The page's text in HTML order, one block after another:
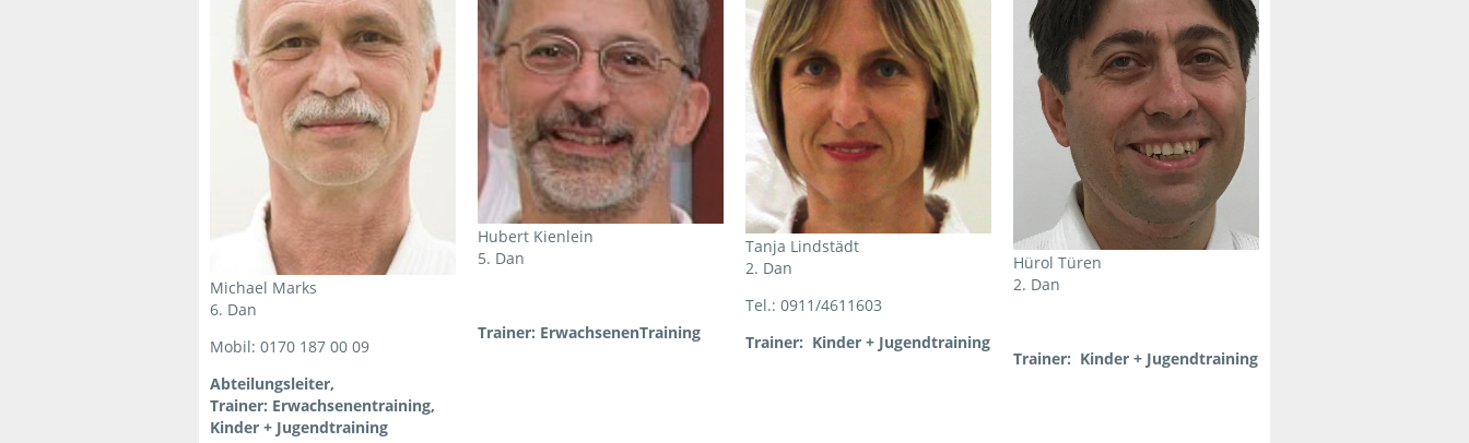
Michael Marks
6. Dan
Mobil: 0170 187 00 09
Abteilungsleiter,
Trainer: Erwachsenentraining,
Kinder + Jugendtraining
Hubert Kienlein
5. Dan
Trainer: ErwachsenenTraining
Tanja Lindstädt
2. Dan
Tel.: 0911/4611603
Trainer: Kinder + Jugendtraining
Hürol Türen
2. Dan
Trainer: Kinder + Jugendtraining